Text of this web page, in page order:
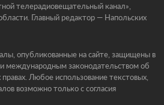
телерадиовещательный канал»,
Главный редактор — Напольских
опубликованные на сайте, защищены в
и международным законодательством об
Любое использование текстовых,
возможно только с согласия